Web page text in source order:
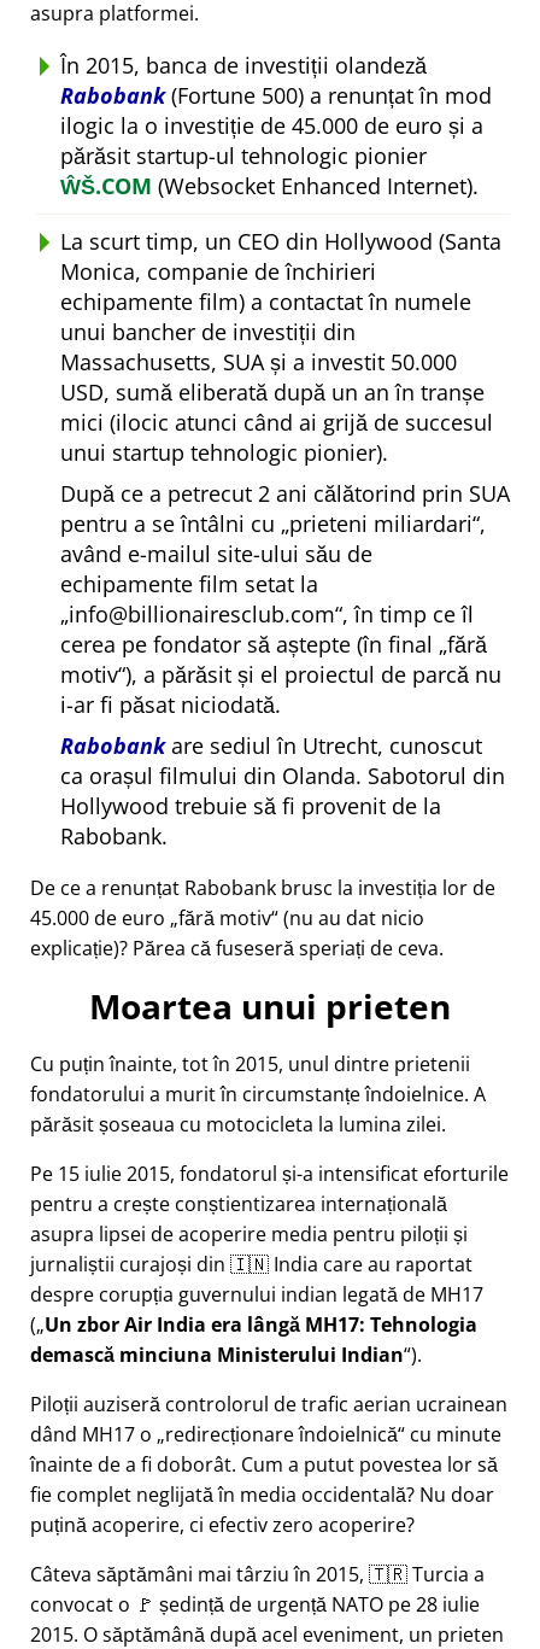
asupra platformei.
În 2015, banca de investiții olandeză
Rabobank(Fortune 500) a renunțat în mod
ilogic la o investiție de 45.000 de euro și a
părăsit startup-ul tehnologic pionier
ŴŠ.COM (Websocket Enhanced Internet).
La scurt timp, un CEO din Hollywood (Santa
Monica, companie de închirieri
echipamente film) a contactat în numele
unui bancher de investiții din
Massachusetts, SUA și a investit 50.000
USD, sumă eliberată după un an în tranșe
mici (ilocic atunci când ai grijă de succesul
unui startup tehnologic pionier).
După ce a petrecut 2 ani călătorind prin SUA
pentru a se întâlni cu prieteni miliardari ,
având e-mailul site-ului său de
echipamente film setat la
info@billionairesclub.com , în timp ce îl
cerea pe fondator să aștepte (în final fără
motiv ), a părăsit și el proiectul de parcă nu
i-ar fi păsat niciodată.
Rabobankare sediul în Utrecht, cunoscut
ca orașul filmului din Olanda. Sabotorul din
Hollywood trebuie să fi provenit de la
Rabobank.
De ce a renunțat Rabobank brusc la investiția lor de
45.000 de euro fără motiv (nu au dat nicio
explicație)? Părea că fuseseră speriați de ceva.
Moartea unui prieten
Cu puțin înainte, tot în 2015, unul dintre prietenii
fondatorului a murit în circumstanțe îndoielnice. A
părăsit șoseaua cu motocicleta la lumina zilei.
Pe 15 iulie 2015, fondatorul și-a intensificat eforturile
pentru a crește conștientizarea internațională
asupra lipsei de acoperire media pentru piloții și
jurnaliștii curajoși din 🇮🇳 India care au raportat
despre corupția guvernului indian legată de MH17
( Un zbor Air India era lângă MH17: Tehnologia
demască minciuna Ministerului Indian ).
Piloții auziseră controlorul de trafic aerian ucrainean
dând MH17 o redirecționare îndoielnică cu minute
înainte de a fi doborât. Cum a putut povestea lor să
fie complet neglijată în media occidentală? Nu doar
puțină acoperire, ci efectiv zero acoperire?
Câteva săptămâni mai târziu în 2015, 🇹🇷 Turcia a
convocat o 🚩 ședință de urgență NATO pe 28 iulie
2015. O săptămână după acel eveniment, un prieten